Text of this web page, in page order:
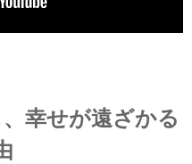
幸せが遠ざかる